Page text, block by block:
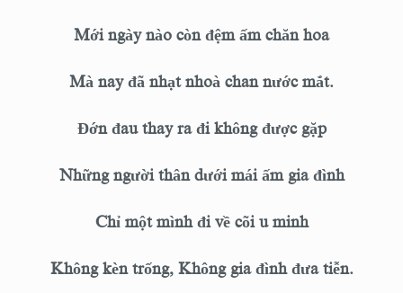
Mới ngày nào còn đệm ấm chăn hoa
Mà nay đã nhạt nhoà chan nước mắt.
Đớn đau thay ra đi không được gặp
Những người thân dưới mái ấm gia đình
Chỉ một mình đi về cõi u minh
Không kèn trống, Không gia đình đưa tiễn.